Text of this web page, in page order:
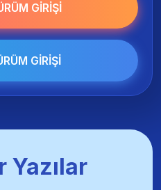
GIRIŞI
GIRIŞI
Yazılar